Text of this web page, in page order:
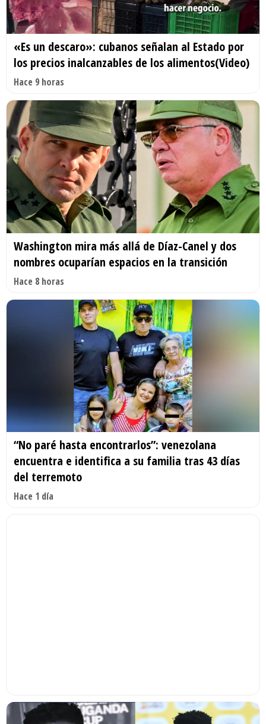
«Es un descaro»: cubanos señalan al Estado por
los precios inalcanzables de los alimentos(Video)
Hace 9 horas
Washington mira más allá de Díaz-Canel y dos
nombres ocuparían espacios en la transición
Hace 8 horas
“No paré hasta encontrarlos”: venezolana
encuentra e identifica a su familia tras 43 días
del terremoto
Hace 1 día